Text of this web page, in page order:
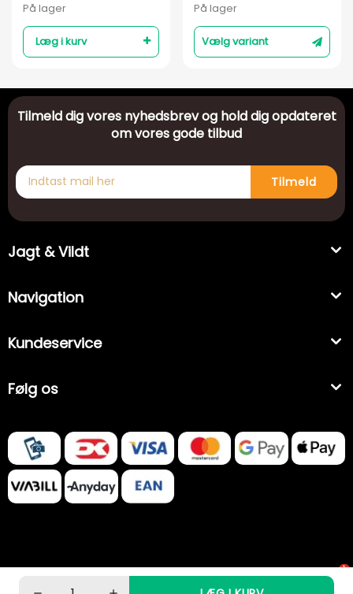
På lager
Læg i kurv
På lager
Vælg variant
Tilmeld dig vores nyhedsbrev og hold dig opdateret
om vores gode tilbud
Tilmeld
Jagt & Vildt
Navigation
Kundeservice
Følg os
1